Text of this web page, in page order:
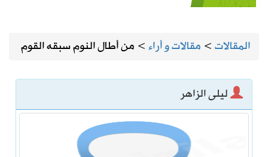
المقالات> مقالات و أراء> من أطال النوم سبقه القوم
ليلى الزاهر